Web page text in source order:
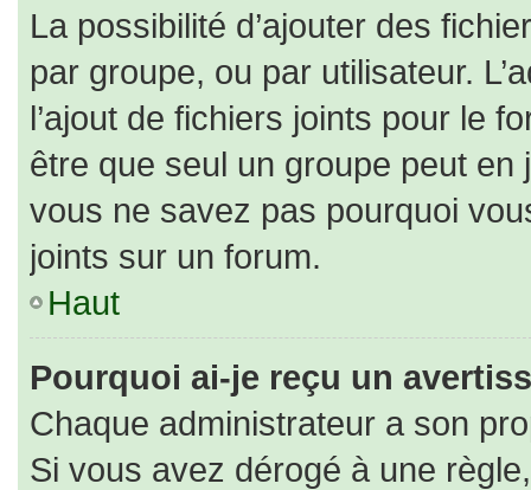
La possibilité d’ajouter des
par groupe, ou par utilisateur.
l’ajout de fichiers joints pour le
être que seul un groupe peut en
vous ne savez pas pourquoi
joints sur un forum.
Haut
Pourquoi ai-je reçu un
Chaque administrateur a son
Si vous avez dérogé à une